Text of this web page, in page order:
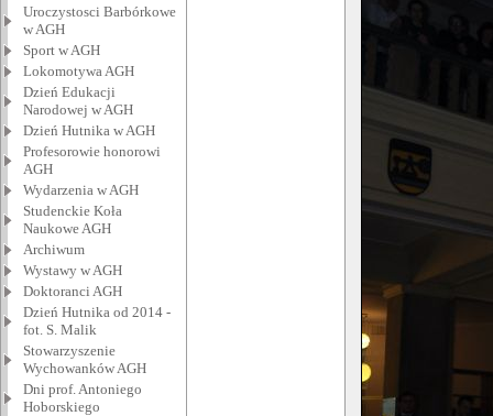
Uroczystosci Barbórkowe
w AGH
Sport w AGH
Lokomotywa AGH
Dzień Edukacji
Narodowej w AGH
Dzień Hutnika w AGH
Profesorowie honorowi
AGH
Wydarzenia w AGH
Studenckie Koła
Naukowe AGH
Archiwum
Wystawy w AGH
Doktoranci AGH
Dzień Hutnika od 2014 -
fot. S. Malik
Stowarzyszenie
Wychowanków AGH
Dni prof. Antoniego
Hoborskiego